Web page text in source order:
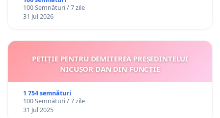
100 Semnături / 7 zile
31 Jul 2026
PETIȚIE PENTRU DEMITEREA PREȘEDINTELUI
NICUȘOR DAN DIN FUNCȚIE
1 754 semnături
100 Semnături / 7 zile
31 Jul 2025